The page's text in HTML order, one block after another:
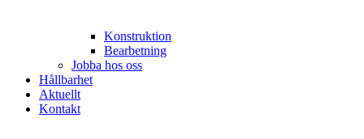
Konstruktion
Bearbetning
Jobba hos oss
Hållbarhet
Aktuellt
Kontakt